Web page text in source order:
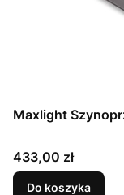
Maxlight
Cena
433,00 zł
Do koszyka